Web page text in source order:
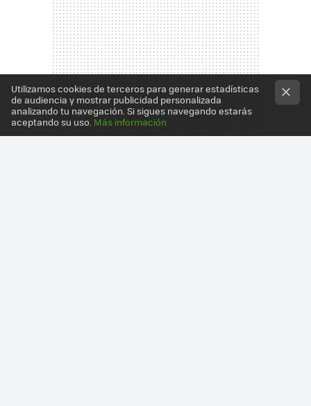
Utilizamos cookies de terceros para generar estadísticas
de audiencia y mostrar publicidad personalizada
analizando tu navegación. Si sigues navegando estarás
aceptando su uso. Más información